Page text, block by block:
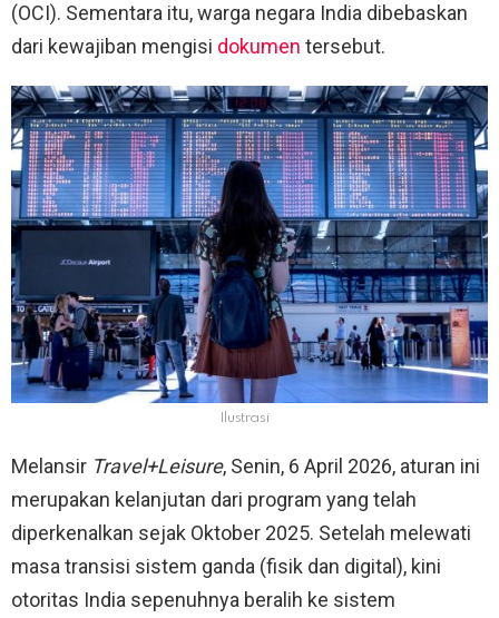
(OCI). Sementara itu, warga negara India dibebaskan
dari kewajiban mengisi dokumen tersebut.
Ilustrasi
Melansir Travel+Leisure, Senin, 6 April 2026, aturan ini
merupakan kelanjutan dari program yang telah
diperkenalkan sejak Oktober 2025. Setelah melewati
masa transisi sistem ganda (fisik dan digital), kini
otoritas India sepenuhnya beralih ke sistem